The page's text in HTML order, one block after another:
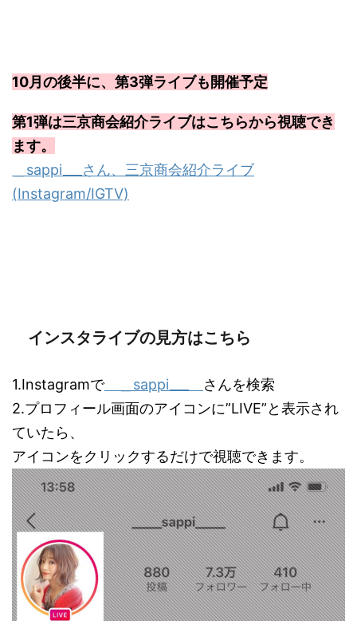
10月の後半に、第3弾ライブも開催予定
第1弾は三京商会紹介ライブはこちらから視聴でき
ます。
＿sappi___さん、三京商会紹介ライブ
(Instagram/IGTV)
インスタライブの見方はこちら
1.Instagramで＿sappi___ さんを検索
2.プロフィール画面のアイコンに”LIVE”と表示され
ていたら、
アイコンをクリックするだけで視聴できます。